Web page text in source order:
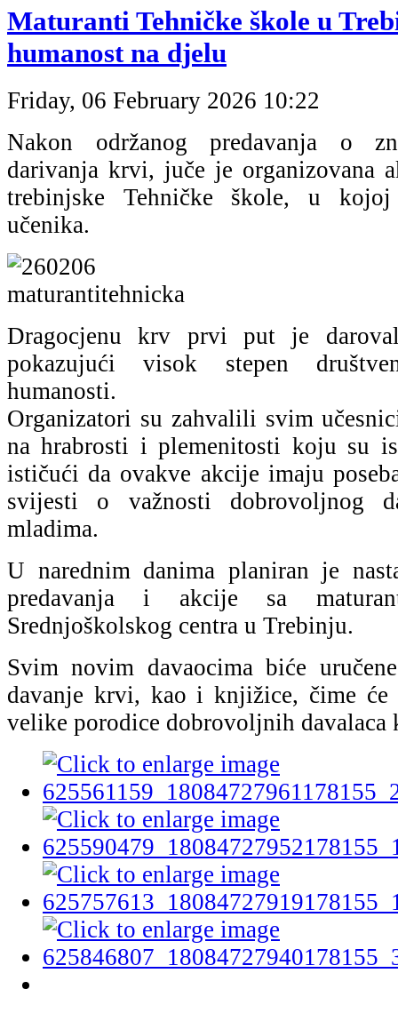
Maturanti Tehničke škole u
humanost na djelu
Friday, 06 February 2026 10:22
Nakon održanog predavanja o
darivanja krvi, juče je organizovana
trebinjske Tehničke škole, u
učenika.
Dragocjenu krv prvi put je
pokazujući visok stepen
humanosti.
Organizatori su zahvalili svim
na hrabrosti i plemenitosti koju su
ističući da ovakve akcije imaju
svijesti o važnosti dobrovoljnog
mladima.
U narednim danima planiran je
predavanja i akcije sa
Srednjoškolskog centra u Trebinju.
Svim novim davaocima biće
davanje krvi, kao i knjižice, čime će
velike porodice dobrovoljnih davalaca